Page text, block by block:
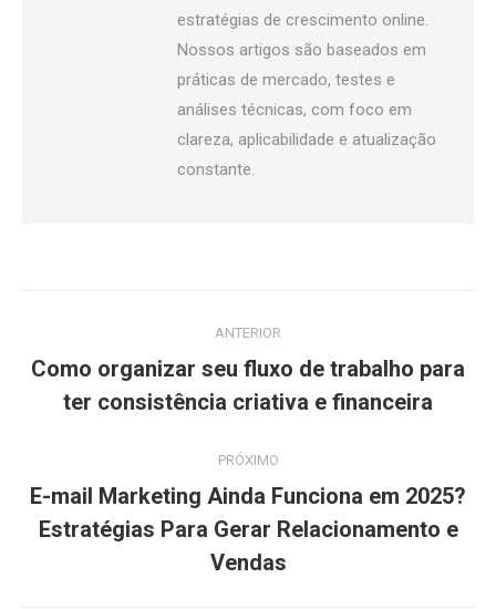
estratégias de crescimento online.
Nossos artigos são baseados em
práticas de mercado, testes e
análises técnicas, com foco em
clareza, aplicabilidade e atualização
constante.
de
post:
ANTERIOR
Post
anterior:
Como organizar seu fluxo de trabalho para
ter consistência criativa e financeira
PRÓXIMO
Próximo
post:
E-mail Marketing Ainda Funciona em 2025?
Estratégias Para Gerar Relacionamento e
Vendas